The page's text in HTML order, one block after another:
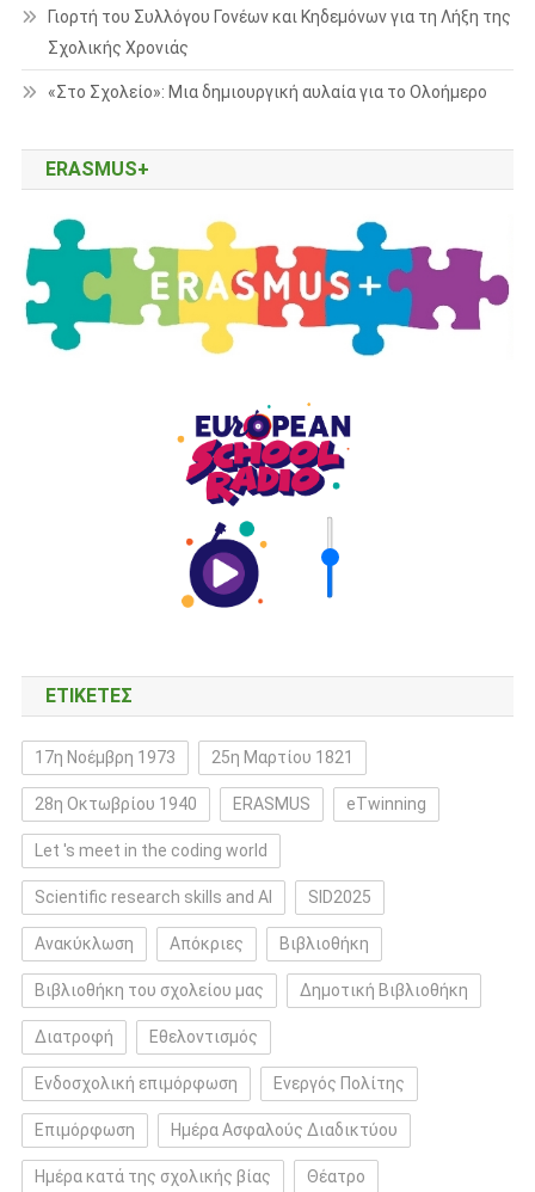
Γιορτή του Συλλόγου Γονέων και Κηδεμόνων για τη Λήξη της
Σχολικής Χρονιάς
«Στο Σχολείο»: Μια δημιουργική αυλαία για το Ολοήμερο
ERASMUS+
ΕΤΙΚΈΤΕΣ
17η Νοέμβρη 1973 25η Μαρτίου 1821
28η Οκτωβρίου 1940 ERASMUS eTwinning
Let 's meet in the coding world
Scientific research skills and AI SID2025
Ανακύκλωση Απόκριες Βιβλιοθήκη
Βιβλιοθήκη του σχολείου μας Δημοτική Βιβλιοθήκη
Διατροφή Εθελοντισμός
Ενδοσχολική επιμόρφωση Ενεργός Πολίτης
Επιμόρφωση Ημέρα Ασφαλούς Διαδικτύου
Ημέρα κατά της σχολικής βίας Θέατρο